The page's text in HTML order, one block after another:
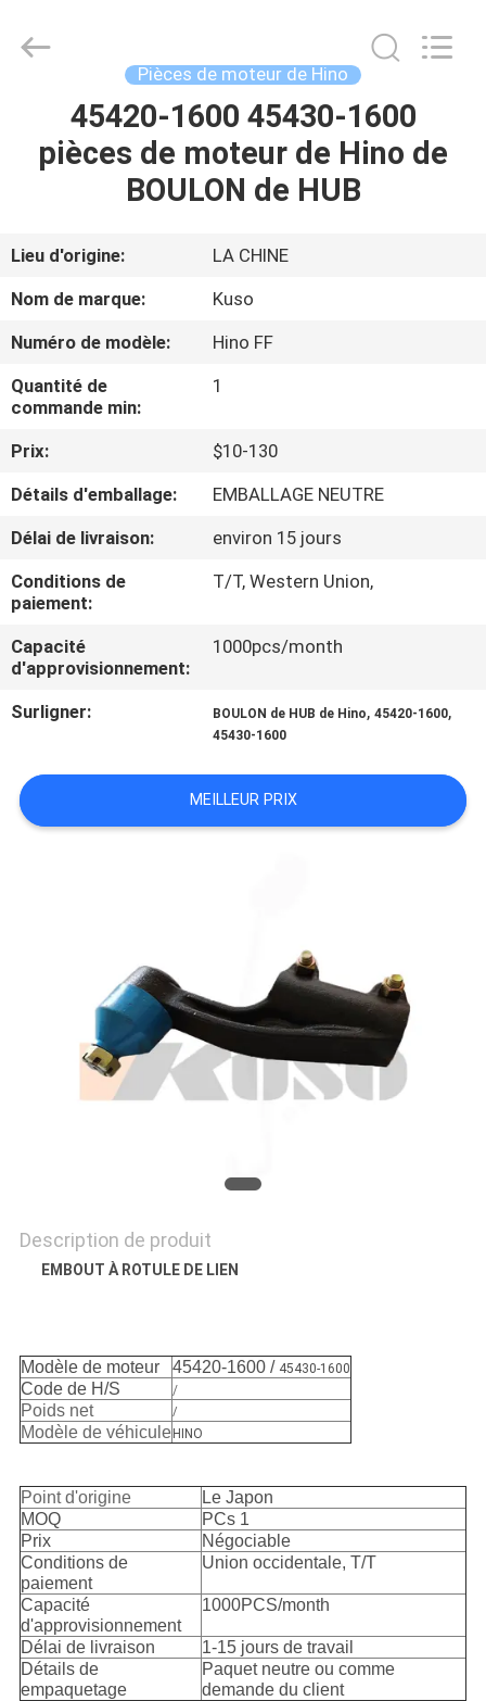
MAISON
PRODUITS
AU
SUJET
DE
VISITE
CONTRÔLE
DE
QUALITÉ
CONTACTEZ-
NOUS
NOUVELLES
Technology
Pièces de moteur de Hino
45420-1600 45430-1600
pièces de moteur de Hino de
BOULON de HUB
Lieu d'origine:
LA CHINE
Nom de marque:
Kuso
Numéro de modèle:
Hino FF
Quantité de
commande min:
1
Prix:
$10-130
Détails d'emballage:
EMBALLAGE NEUTRE
Délai de livraison:
environ 15 jours
Conditions de
paiement:
T/T, Western Union,
Capacité
d'approvisionnement:
1000pcs/month
Surligner: BOULON de HUB de Hino,45420-1600,
45430-1600
MEILLEUR PRIX
Description de produit
EMBOUT À ROTULE DE LIEN
Modèle de moteur 45420-1600 / 45430-1600
Code de H/S /
Poids net
/
Modèle de véhicule HINO
Point d'origine
Le Japon
MOQ
PCs 1
Prix
Négociable
Conditions de
paiement
Union occidentale, T/T
Capacité
d'approvisionnement
1000PCS/month
Délai de livraison
1-15 jours de travail
Détails de
empaquetage
Paquet neutre ou comme
demande du client